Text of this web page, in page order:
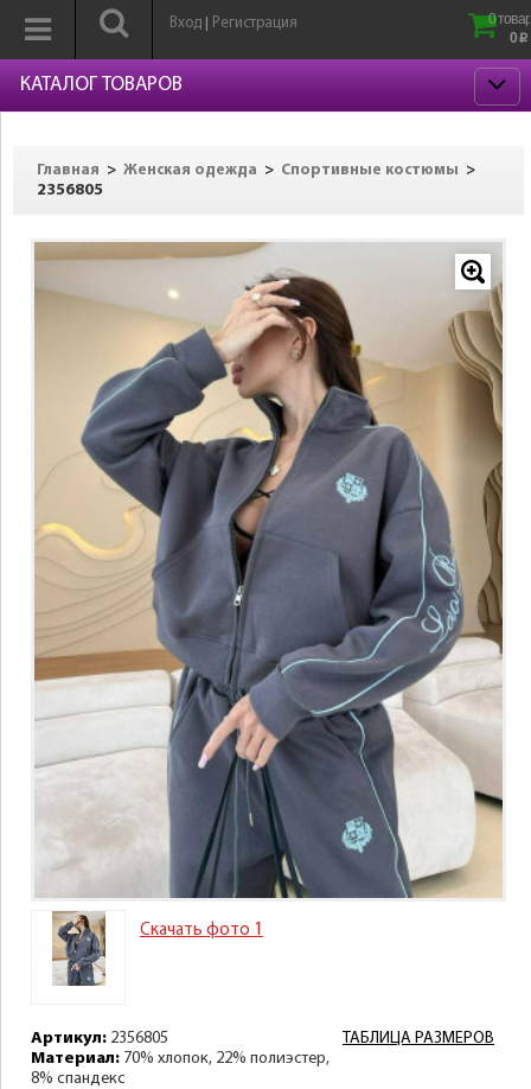
Вход Регистрация
0
0 p
КАТАЛОГ ТОВАРОВ
Главная > Женская одежда > Спортивные костюмы
>
2356805
Скачать фото 1
ТАБЛИЦА РАЗМЕРОВ
Артикул: 2356805
Материал: 70% хлопок, 22% полиэстер,
8% спандекс